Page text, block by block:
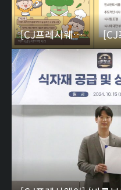
[CJ프레시웨이] 학부모의 자녀 식습관 걱정…편식·식사예절·인스턴트식품 순 02